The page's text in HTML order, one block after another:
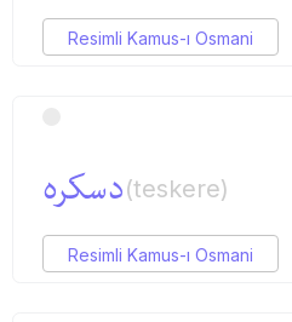
Resimli Kamus-ı Osmani
دسكره(teskere)
Resimli Kamus-ı Osmani